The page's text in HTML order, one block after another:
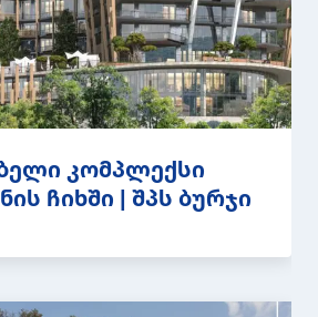
კომპლექსი
ჩიხში | შპს ბურჯი